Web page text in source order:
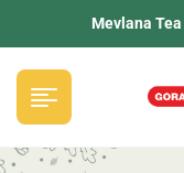
Mevlana